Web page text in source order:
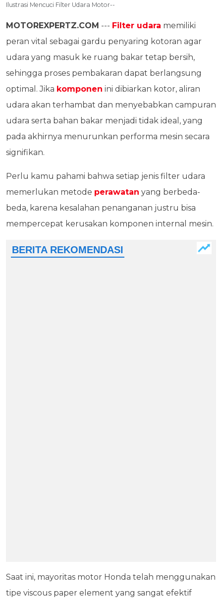
Ilustrasi Mencuci Filter Udara Motor--
MOTOREXPERTZ.COM --- Filter udara memiliki
peran vital sebagai gardu penyaring kotoran agar
udara yang masuk ke ruang bakar tetap bersih,
sehingga proses pembakaran dapat berlangsung
optimal. Jika komponen ini dibiarkan kotor, aliran
udara akan terhambat dan menyebabkan campuran
udara serta bahan bakar menjadi tidak ideal, yang
pada akhirnya menurunkan performa mesin secara
signifikan.
Perlu kamu pahami bahwa setiap jenis filter udara
memerlukan metode perawatan yang berbeda-
beda, karena kesalahan penanganan justru bisa
mempercepat kerusakan komponen internal mesin.
Saat ini, mayoritas motor Honda telah menggunakan
tipe viscous paper element yang sangat efektif